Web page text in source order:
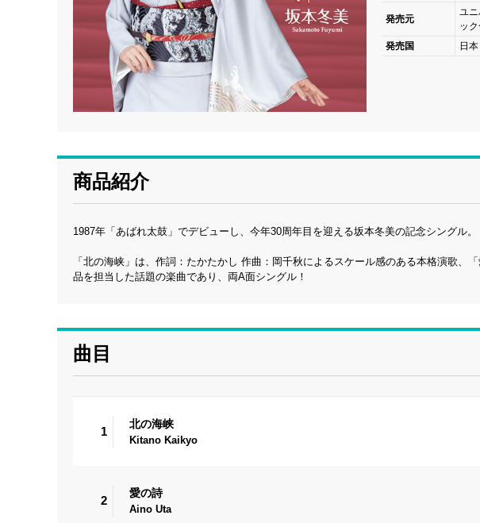
発売元
ユ
ッ
発売国
日本
商品紹介
1987年「あばれ太鼓」でデビューし、今年30周年目を迎える坂本冬美の記念シングル。
「北の海峡」は、作詞：たかたかし 作曲：岡千秋によるスケール感のある本格演歌、
品を担当した話題の楽曲であり、両A面シングル！
曲目
1
北の海峡
Kitano Kaikyo
2
愛の詩
Aino Uta